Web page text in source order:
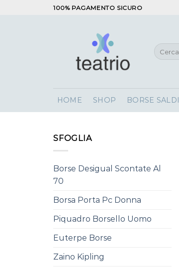
100% PAGAMENTO SICURO
Cerca:
HOME SHOP BORSE SALDI
SFOGLIA
Borse Desigual Scontate Al
70
Borsa Porta Pc Donna
Piquadro Borsello Uomo
Euterpe Borse
Zaino Kipling